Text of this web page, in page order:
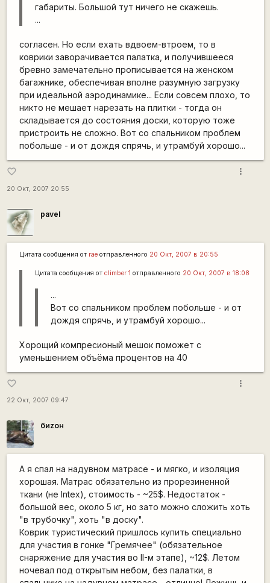
габариты. Большой тут ничего не скажешь.
...
согласен. Но если ехать вдвоем-втроем, то в
коврики заворачивается палатка, и получившееся
бревно замечательно прописывается на женском
багажнике, обеспечивая вполне разумную загрузку
при идеальной аэродинамике... Если совсем плохо, то
никто не мешает нарезать на плитки - тогда он
складывается до состояния доски, которую тоже
пристроить не сложно. Вот со спальником проблем
побольше - и от дождя спрячь, и утрамбуй хорошо...
favorite_border
20 Окт, 2007 20:55
more_vert
pavel
Цитата сообщения от raeотправленного 20 Окт, 2007 в 20:55
Цитата сообщения от climber 1 отправленного 20 Окт, 2007 в 18:08
...
Вот со спальником проблем побольше - и от
дождя спрячь, и утрамбуй хорошо...
Хорощий компресионый мешок поможет с
уменьшением объёма процентов на 40
favorite_border
22 Окт, 2007 09:47
more_vert
биzон
А я спал на надувном матрасе - и мягко, и изоляция
хорошая. Матрас обязательно из прорезиненной
ткани (не Intex), стоимость - ~25$. Недостаток -
большой вес, около 5 кг, но зато можно сложить хоть
"в трубочку", хоть "в доску".
Коврик туристический пришлось купить специально
для участия в гонке "Гремячее" (обязательное
снаряжение для участия во II-м этапе), ~12$. Летом
ночевал под открытым небом, без палатки, в